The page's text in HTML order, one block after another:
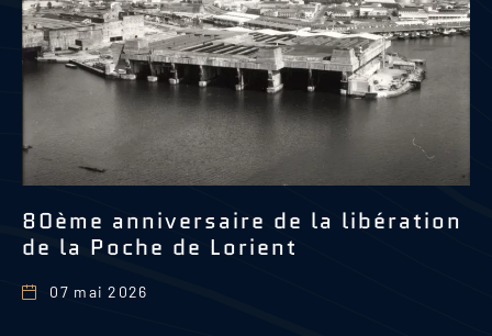
80ème anniversaire de la libération
de la Poche de Lorient
07 mai 2026